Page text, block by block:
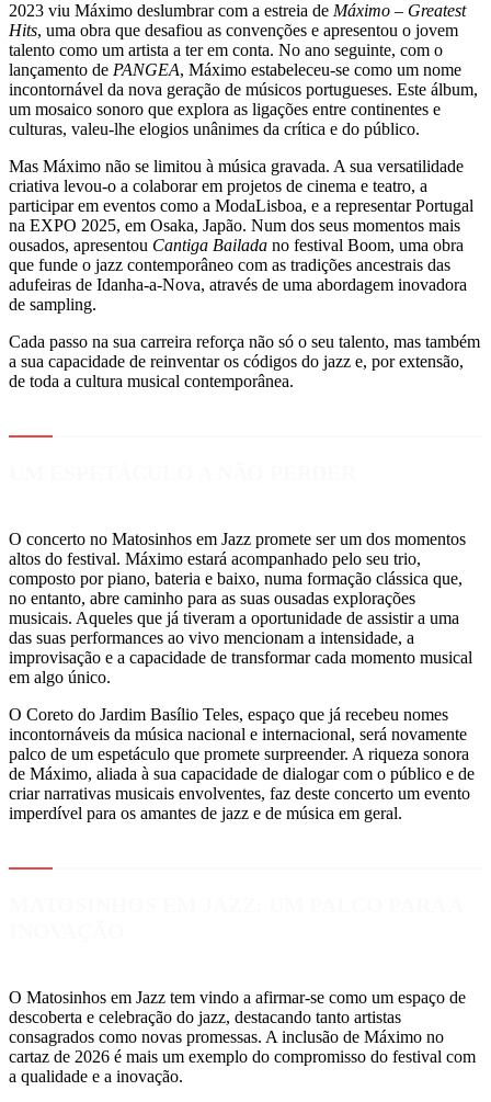
2023 viu Máximo deslumbrar com a estreia de Máximo – Greatest
Hits, uma obra que desafiou as convenções e apresentou o jovem
talento como um artista a ter em conta. No ano seguinte, com o
lançamento de PANGEA, Máximo estabeleceu-se como um nome
incontornável da nova geração de músicos portugueses. Este álbum,
um mosaico sonoro que explora as ligações entre continentes e
culturas, valeu-lhe elogios unânimes da crítica e do público.
Mas Máximo não se limitou à música gravada. A sua versatilidade
criativa levou-o a colaborar em projetos de cinema e teatro, a
participar em eventos como a ModaLisboa, e a representar Portugal
na EXPO 2025, em Osaka, Japão. Num dos seus momentos mais
ousados, apresentou Cantiga Bailada no festival Boom, uma obra
que funde o jazz contemporâneo com as tradições ancestrais das
adufeiras de Idanha-a-Nova, através de uma abordagem inovadora
de sampling.
Cada passo na sua carreira reforça não só o seu talento, mas também
a sua capacidade de reinventar os códigos do jazz e, por extensão,
de toda a cultura musical contemporânea.
O concerto no Matosinhos em Jazz promete ser um dos momentos
altos do festival. Máximo estará acompanhado pelo seu trio,
composto por piano, bateria e baixo, numa formação clássica que,
no entanto, abre caminho para as suas ousadas explorações
musicais. Aqueles que já tiveram a oportunidade de assistir a uma
das suas performances ao vivo mencionam a intensidade, a
improvisação e a capacidade de transformar cada momento musical
em algo único.
O Coreto do Jardim Basílio Teles, espaço que já recebeu nomes
incontornáveis da música nacional e internacional, será novamente
palco de um espetáculo que promete surpreender. A riqueza sonora
de Máximo, aliada à sua capacidade de dialogar com o público e de
criar narrativas musicais envolventes, faz deste concerto um evento
imperdível para os amantes de jazz e de música em geral.
O Matosinhos em Jazz tem vindo a afirmar-se como um espaço de
descoberta e celebração do jazz, destacando tanto artistas
consagrados como novas promessas. A inclusão de Máximo no
cartaz de 2026 é mais um exemplo do compromisso do festival com
a qualidade e a inovação.